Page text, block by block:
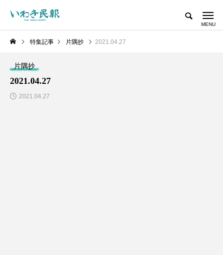
特集記事 片隅抄 2021.04.27
片隅抄
2021.04.27
2021.04.27